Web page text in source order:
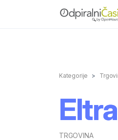
Kategorije
TRGOVINA